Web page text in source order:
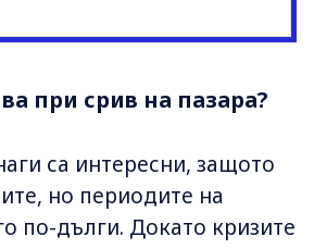
при срив на пазара?
са интересни, защото
но периодите на
по-дълги. Докато кризите